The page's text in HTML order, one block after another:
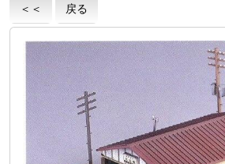
＜＜ 戻る